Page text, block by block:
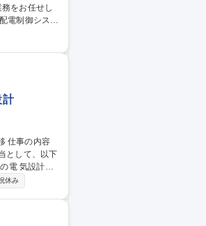
案■アプリケ
計
として、以下
計、
る交渉(3)詳
休み